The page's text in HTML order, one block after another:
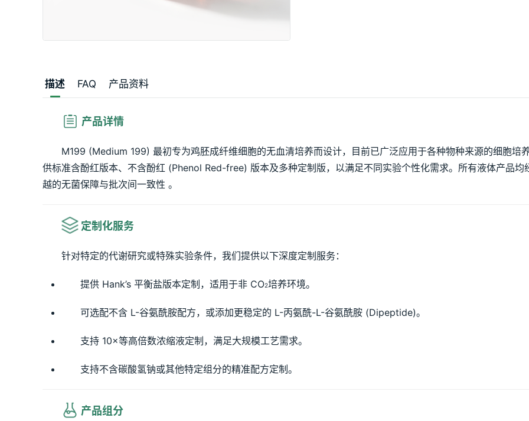
描述 FAQ 产品资料
产品详情
M199 (Medium 199) 最初专为鸡胚成纤维细胞的无血清培养而设计，目前已广泛应用于各种物种来源的细胞培
供标准含酚红版本、不含酚红 (Phenol Red-free) 版本及多种定制版，以满足不同实验个性化需求。所有液体产品均
越的无菌保障与批次间一致性 。
定制化服务
针对特定的代谢研究或特殊实验条件，我们提供以下深度定制服务：
提供 Hank’s 平衡盐版本定制，适用于非 CO2培养环境。
可选配不含 L-谷氨酰胺配方，或添加更稳定的 L-丙氨酰-L-谷氨酰胺 (Dipeptide)。
支持 10×等高倍数浓缩液定制，满足大规模工艺需求。
支持不含碳酸氢钠或其他特定组分的精准配方定制。
产品组分